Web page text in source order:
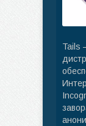
Tails